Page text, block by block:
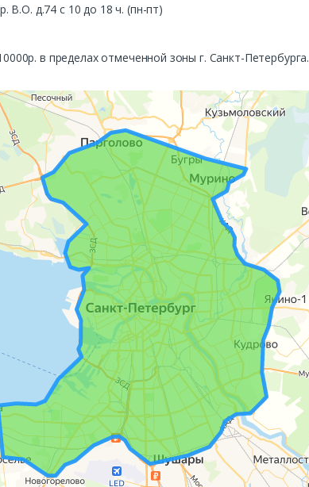
В.О. д.74 с 10 до 18 ч. (пн-пт)
в пределах отмеченной зоны г. Санкт-Петербурга.